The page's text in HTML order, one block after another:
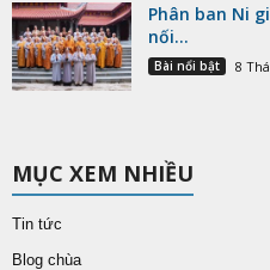
Phân ban Ni
nối...
Bài nổi bật 8
MỤC XEM NHIỀU
Tin tức
Blog chùa